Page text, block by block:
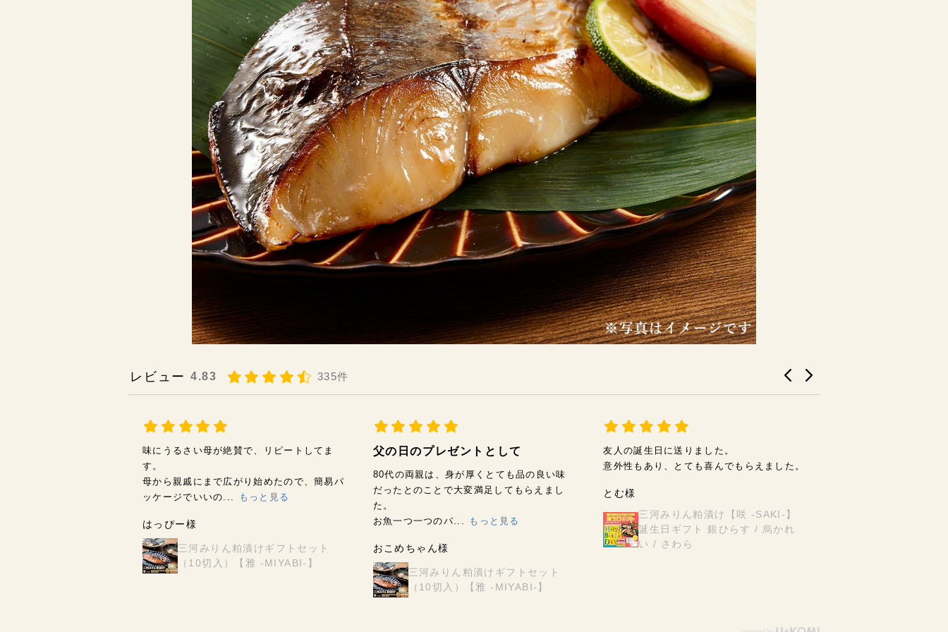
レビュー 4.83 335件
味にうるさい母が絶賛で、リピートしてま
す。
母から親戚にまで広がり始めたので、簡易パ
ッケージでいいの...
もっと見る
はっぴー様
三河みりん粕漬けギフトセット
（10切入）【雅 -MIYABI-】
父の日のプレゼントとして
80代の両親は、身が厚くとても品の良い味
だったとのことで大変満足してもらえまし
た。
お魚一つ一つのパ...
もっと見る
おこめちゃん様
三河みりん粕漬けギフトセット
（10切入）【雅 -MIYABI-】
友人の誕生日に送りました。
意外性もあり、とても喜んでもらえました。
とむ様
三河みりん粕漬け【咲 -SAKI-】
誕生日ギフト 銀ひらす / 烏かれ
い / さわら